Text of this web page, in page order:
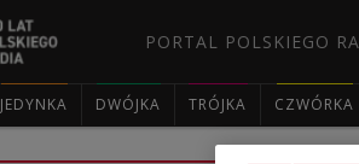
PORTAL POLSKIEGO
JEDYNKA DWÓJKA TRÓJKA CZWÓRKA